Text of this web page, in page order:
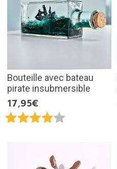
Bouteille avec bateau
pirate insubmersible
17,95€